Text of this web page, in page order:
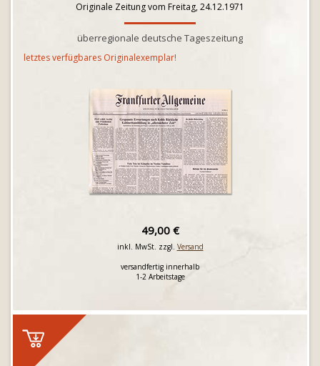
Originale Zeitung vom Freitag, 24.12.1971
überregionale deutsche Tageszeitung
letztes verfügbares Originalexemplar!
49,00 €
inkl. MwSt. zzgl. Versand
versandfertig innerhalb
1-2 Arbeitstage